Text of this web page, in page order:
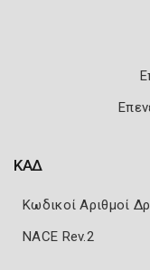
ΚΑΔ
Κωδικοί Αριθμοί
NACE Rev.2